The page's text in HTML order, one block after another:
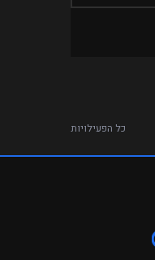
כל הפעילויות